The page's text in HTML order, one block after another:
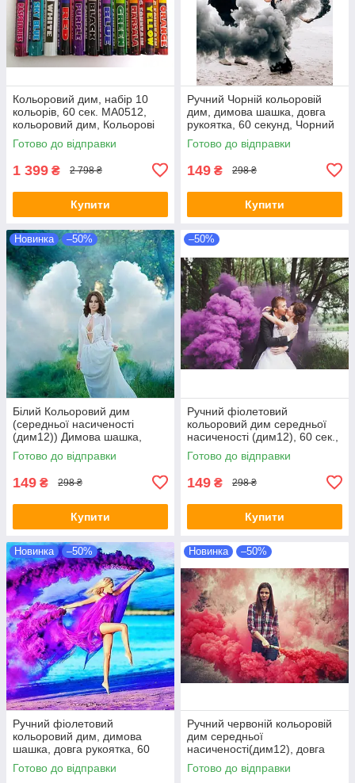
Кольоровий дим, набір 10
кольорів, 60 сек. MA0512,
кольоровий дим, Кольорові
димові шашки, Димова
шашка
Готово до відправки
1 399 ₴ 2 798 ₴
Купити
Ручний Чорній кольоровій
дим, димова шашка, довга
рукоятка, 60 секунд, Чорний
Дим
Готово до відправки
149 ₴ 298 ₴
Купити
Новинка –50%
Білий Кольоровий дим
(середньої насиченості
(дим12)) Димова шашка,
білий, ТМ "Maxsem",
Польща, 60
Готово до відправки
149 ₴ 298 ₴
Купити
–50%
Ручний фіолетовий
кольоровий дим середньої
насиченості (дим12), 60 сек.,
Цветной Дым
Готово до відправки
149 ₴ 298 ₴
Купити
Новинка –50%
Ручний фіолетовий
кольоровий дим, димова
шашка, довга рукоятка, 60
секунд, Цветные дымовые
шашки
Готово до відправки
Новинка –50%
Ручний червоній кольоровій
дим середньої
насиченості(дим12), довга
рукоятка, 60 секунд
Готово до відправки